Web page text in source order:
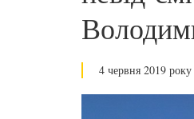
4 червня 2019